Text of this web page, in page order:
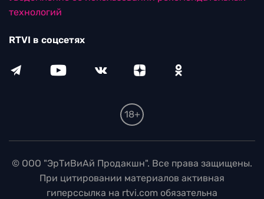
технологий
RTVI в соцсетях
18+
© ООО "ЭрТиВиАй Продакшн". Все права защищены.
При цитировании материалов активная
гиперссылка на rtvi.com обязательна